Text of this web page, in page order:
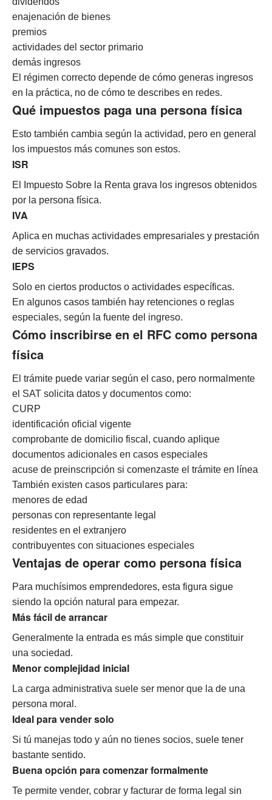
enajenación de bienes
premios
actividades del sector primario
demás ingresos
El régimen correcto depende de cómo generas ingresos
en la práctica, no de cómo te describes en redes.
Qué impuestos paga una persona física
Esto también cambia según la actividad, pero en general
los impuestos más comunes son estos.
ISR
El Impuesto Sobre la Renta grava los ingresos obtenidos
por la persona física.
IVA
Aplica en muchas actividades empresariales y prestación
de servicios gravados.
IEPS
Solo en ciertos productos o actividades específicas.
En algunos casos también hay retenciones o reglas
especiales, según la fuente del ingreso.
Cómo inscribirse en el RFC como persona
física
El trámite puede variar según el caso, pero normalmente
el SAT solicita datos y documentos como:
CURP
identificación oficial vigente
comprobante de domicilio fiscal, cuando aplique
documentos adicionales en casos especiales
acuse de preinscripción si comenzaste el trámite en línea
También existen casos particulares para:
menores de edad
personas con representante legal
residentes en el extranjero
contribuyentes con situaciones especiales
Ventajas de operar como persona física
Para muchísimos emprendedores, esta figura sigue
siendo la opción natural para empezar.
Más fácil de arrancar
Generalmente la entrada es más simple que constituir
una sociedad.
Menor complejidad inicial
La carga administrativa suele ser menor que la de una
persona moral.
Ideal para vender solo
Si tú manejas todo y aún no tienes socios, suele tener
bastante sentido.
Buena opción para comenzar formalmente
Te permite vender, cobrar y facturar de forma legal sin